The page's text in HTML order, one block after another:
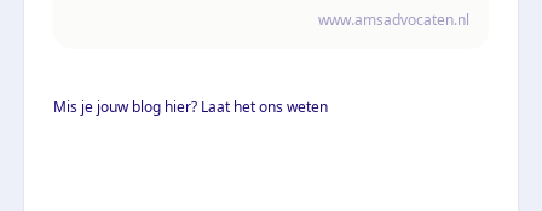
www.amsadvocaten.nl
Mis je jouw blog hier? Laat het ons weten